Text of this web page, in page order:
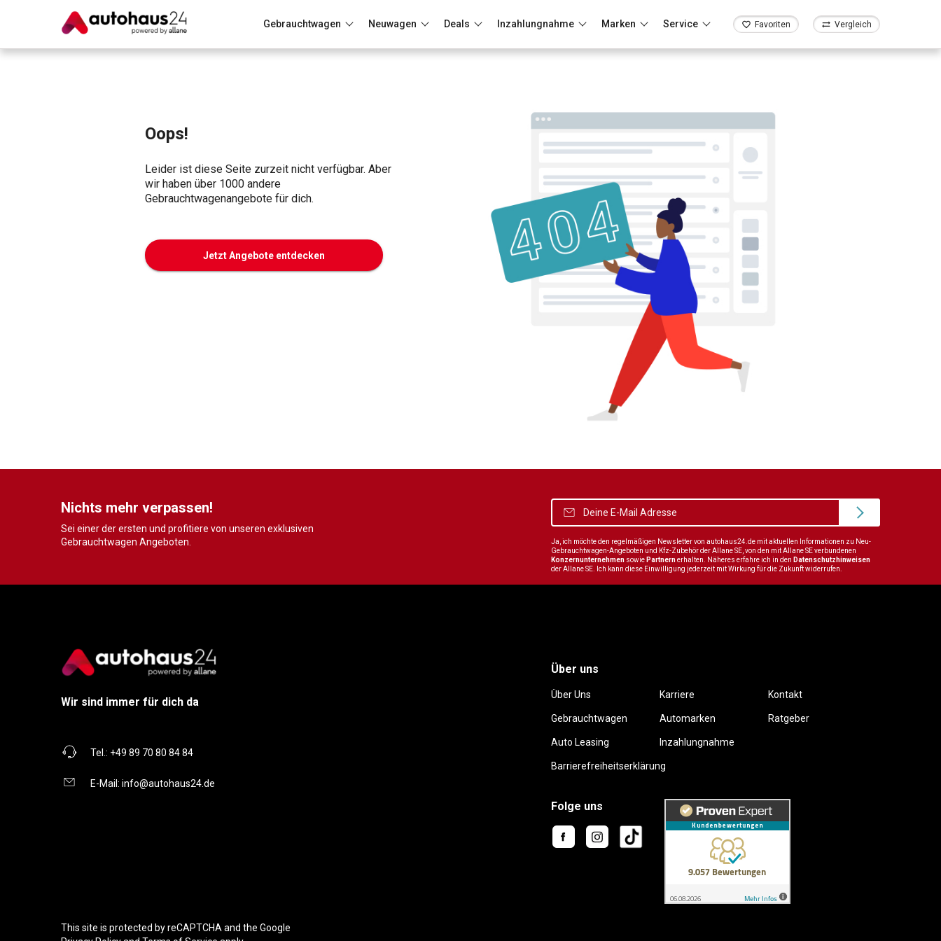
Gebrauchtwagen Neuwagen Deals Inzahlungnahme Marken Service Favoriten Vergleich
Oops!
Leider ist diese Seite zurzeit nicht verfügbar. Aber
wir haben über 1000 andere
Gebrauchtwagenangebote für dich.
Jetzt Angebote entdecken
Nichts mehr verpassen!
Sei einer der ersten und profitiere von unseren exklusiven
Gebrauchtwagen Angeboten.
Ja, ich möchte den regelmäßigen Newsletter von autohaus24.de mit aktuellen Informationen zu Neu-
Gebrauchtwagen-Angeboten und Kfz-Zubehör der Allane SE, von den mit Allane SE verbundenen
Konzernunternehmen sowie Partnernerhalten. Näheres erfahre ich in den Datenschutzhinweisen
der Allane SE. Ich kann diese Einwilligung jederzeit mit Wirkung für die Zukunft widerrufen.
Wir sind immer für dich da
Tel.: +49 89 70 80 84 84
E-Mail: info@autohaus24.de
Über uns
Über Uns Karriere Kontakt
Gebrauchtwagen Automarken Ratgeber
Auto Leasing Inzahlungnahme
Barrierefreiheitserklärung
Folge uns
This site is protected by reCAPTCHA and the Google